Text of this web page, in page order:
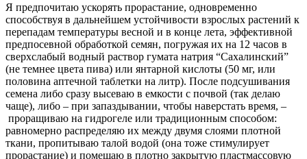
Я предпочитаю ускорять прорастание, одновременно
способствуя в дальнейшем устойчивости взрослых растений к
перепадам температуры весной и в конце лета, эффективной
предпосевной обработкой семян, погружая их на 12 часов в
сверхслабый водный раствор гумата натрия “Сахалинский”
(не темнее цвета пива) или янтарной кислоты (50 мг, или
половина аптечной таблетки на литр). После подсушивания
семена либо сразу высеваю в емкости с почвой (так делаю
чаще), либо – при запаздывании, чтобы наверстать время, –
проращиваю на гидрогеле или традиционным способом:
равномерно распределяю их между двумя слоями плотной
ткани, пропитываю талой водой (она тоже стимулирует
прорастание) и помещаю в плотно закрытую пластмассовую